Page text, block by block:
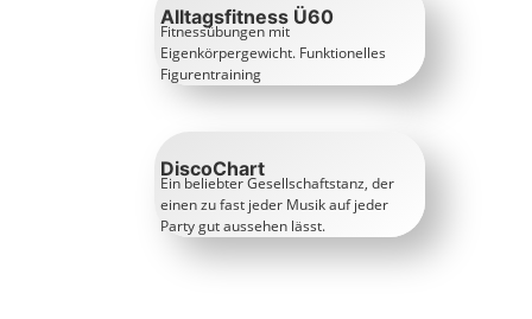
Alltagsfitness Ü60
Fitnessübungen mit
Eigenkörpergewicht. Funktionelles
Figurentraining
DiscoChart
Ein beliebter Gesellschaftstanz, der
einen zu fast jeder Musik auf jeder
Party gut aussehen lässt.